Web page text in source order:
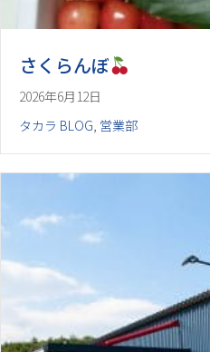
さくらんぼ
2026年6月12日
タカラ BLOG, 営業部